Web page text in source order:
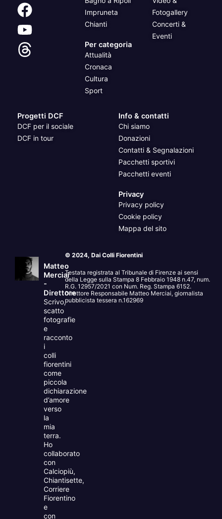
Impruneta
Chianti
Per categoria
Attualità
Cronaca
Cultura
Sport
Fotogallery
Concerti &
Eventi
Progetti DCF
DCF per il sociale
DCF in tour
Info & contatti
Chi siamo
Donazioni
Contatti & Segnalazioni
Pacchetti sportivi
Pacchetti eventi
Privacy
Privacy policy
Cookie policy
Mappa del sito
Matteo
Merciai
-
Direttore
Scrivo,
scatto
fotografie
e
racconto
i
colli
fiorentini
come
piccola
dichiarazione
d’amore
verso
la
mia
terra.
Ho
collaborato
con
Calciopiù,
Chiantisette,
Corriere
Fiorentino
e
con
© 2024, Dai Colli Fiorentini
Testata registrata al Tribunale di Firenze ai sensi
della Legge sulla Stampa 8 Febbraio 1948 n.47, num.
R.G. 12957/2021 con Num. Reg. Stampa 6152.
Direttore Responsabile Matteo Merciai, giornalista
pubblicista tessera n.162969